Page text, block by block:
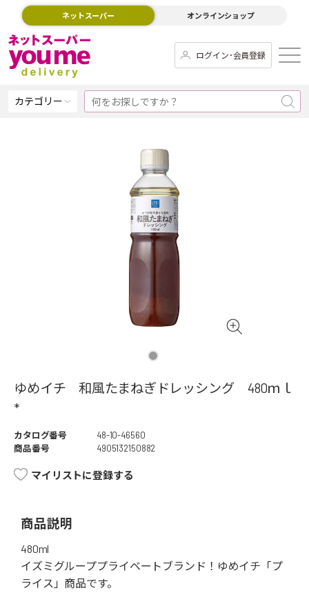
ネットスーパー オンラインショップ
ログイン･会員登録
カテゴリー
ゆめイチ 和風たまねぎドレッシング 480ｍｌ
*
カタログ番号
48-10-46560
商品番号
4905132150882
マイリストに登録する
商品説明
480ml
イズミグループプライベートブランド！ゆめイチ「プ
ライス」商品です。